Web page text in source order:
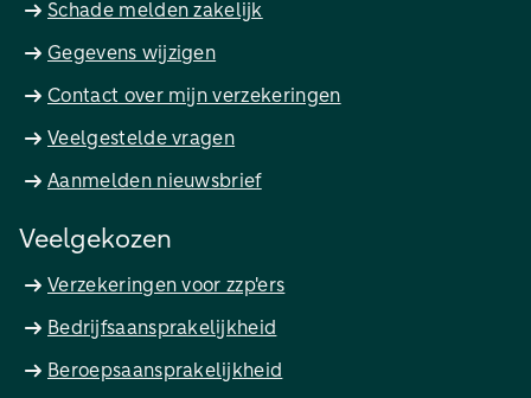
Schade melden zakelijk
Gegevens wijzigen
Contact over mijn verzekeringen
Veelgestelde vragen
Aanmelden nieuwsbrief
Veelgekozen
Verzekeringen voor zzp'ers
Bedrijfsaansprakelijkheid
Beroepsaansprakelijkheid